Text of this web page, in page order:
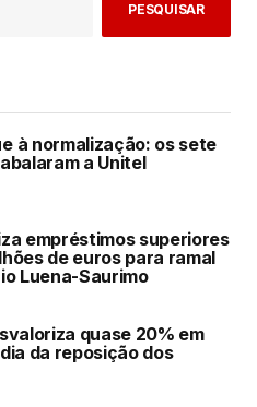
PESQUISAR
à normalização: os sete
a Unitel
empréstimos superiores
de euros para ramal
Luena-Saurimo
quase 20% em
da reposição dos